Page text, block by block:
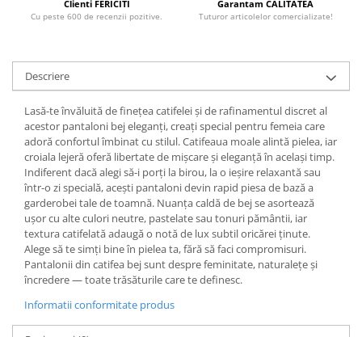
Clienti FERICITI
Cu peste 600 de recenzii pozitive.
Garantam CALITATEA
Tuturor articolelor comercializate!
Descriere
Lasă-te învăluită de finețea catifelei și de rafinamentul discret al
acestor pantaloni bej eleganți, creați special pentru femeia care
adoră confortul îmbinat cu stilul. Catifeaua moale alintă pielea, iar
croiala lejeră oferă libertate de mișcare și eleganță în același timp.
Indiferent dacă alegi să-i porți la birou, la o ieșire relaxantă sau
într-o zi specială, acești pantaloni devin rapid piesa de bază a
garderobei tale de toamnă. Nuanța caldă de bej se asortează
ușor cu alte culori neutre, pastelate sau tonuri pământii, iar
textura catifelată adaugă o notă de lux subtil oricărei ținute.
Alege să te simți bine în pielea ta, fără să faci compromisuri.
Pantalonii din catifea bej sunt despre feminitate, naturalețe și
încredere — toate trăsăturile care te definesc.
Informatii conformitate produs